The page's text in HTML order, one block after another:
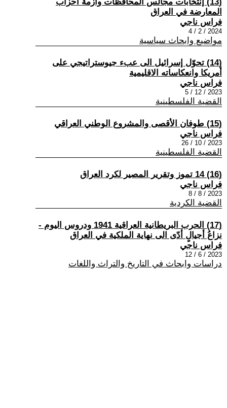
المعارضة في العراق
فراس ناجي
2024 / 2 / 4
مواضيع وابحاث سياسية
(14) تحوّل إسرائيل الى عبء جيوستراتيجي على
أمريكا وانعكاساته الاقليمية
فراس ناجي
2023 / 12 / 5
القضية الفلسطينية
(15) طوفان الأقصى والمشروع الوطني العراقي
فراس ناجي
2023 / 10 / 26
القضية الفلسطينية
(16) 14 تموز وتقرير المصير لكرد العراق
فراس ناجي
2023 / 8 / 8
القضية الكردية
(17) الحرب البريطانية العراقية 1941 ودروس اليوم -
نزاعُ أجيالٍ أدّى الى نهاية الملكية في العراق
فراس ناجي
2023 / 6 / 12
دراسات وابحاث في التاريخ والتراث واللغات